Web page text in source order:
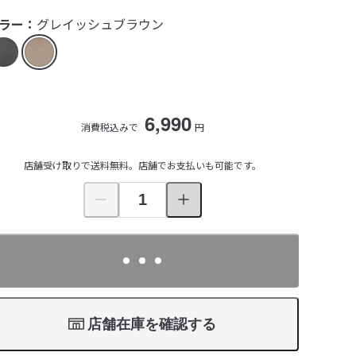
ー： グレイッシュブラウン
消費税込みで 6,990 円
店舗受け取りで送料無料。店舗でお支払いも可能です。
店舗在庫を確認する